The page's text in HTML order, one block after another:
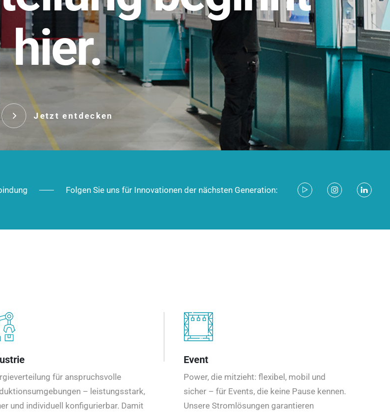
hier.
Jetzt entdecken
Das innovative Stecksystem für industrielle Anwendungen –
robust, IP-geschützt und zukunftsfähig.
Jetzt entdecken
Folgen Sie uns für Innovationen der nächsten Generation:
für anspruchsvolle
– leistungsstark,
und individuell konfigurierbar. Damit
Event
Power, die mitzieht: flexibel, mobil und
sicher – für Events, die keine Pause kennen.
Unsere Stromlösungen garantieren